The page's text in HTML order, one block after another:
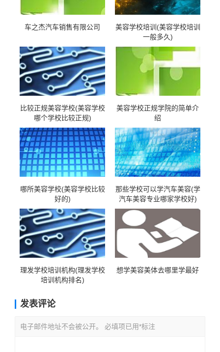
车之杰汽车销售有限公司
美容学校培训(美容学校培训
一般多久)
比较正规美容学校(美容学校
哪个学校比较正规)
美容学校正规学院的简单介
绍
哪所美容学校(美容学校比较
好的)
那些学校可以学汽车美容(学
汽车美容专业哪家学校好)
理发学校培训机构(理发学校
培训机构排名)
想学美容美体去哪里学最好
发表评论
电子邮件地址不会被公开。 必填项已用*标注